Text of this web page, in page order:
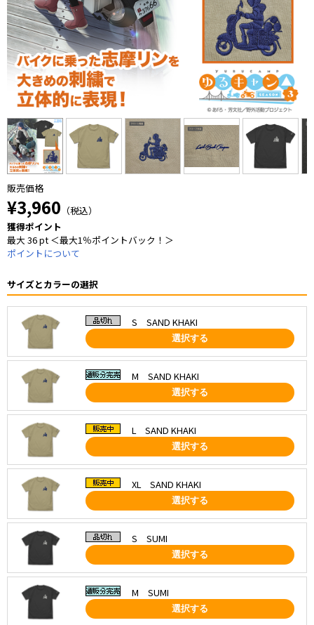
販売価格
¥3,960 （税込）
獲得ポイント
最大 36 pt ＜最大1％ポイントバック！＞
ポイントについて
サイズとカラーの選択
S SAND KHAKI
選択する
M SAND KHAKI
選択する
L SAND KHAKI
選択する
XL SAND KHAKI
選択する
S SUMI
選択する
M SUMI
選択する